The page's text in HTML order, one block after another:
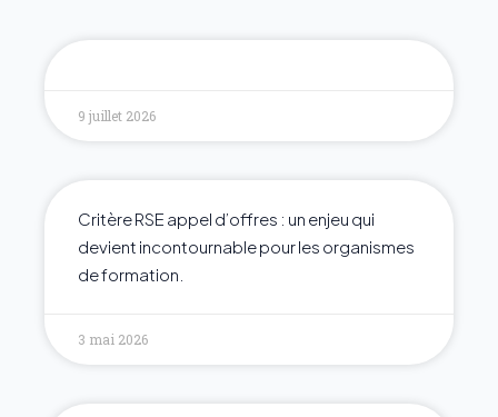
9 juillet 2026
Critère RSE appel d’offres : un enjeu qui
devient incontournable pour les organismes
de formation.
3 mai 2026